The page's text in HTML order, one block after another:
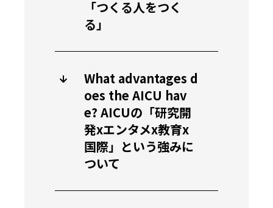
「つくる人をつく
る」
What advantages d
oes the AICU hav
e? AICUの「研究開
発xエンタメx教育x
国際」という強みに
ついて